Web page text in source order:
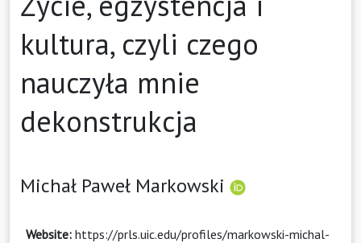
kultura, czyli czego
nauczyła mnie
dekonstrukcja
Michał Paweł Markowski
Website: https://prls.uic.edu/profiles/markowski-michal-